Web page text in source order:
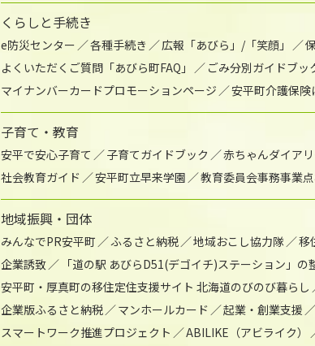
くらしと手続き
e防災センター 各種手続き 広報「あびら」/「笑顔」
よくいただくご質問「あびら町FAQ」
ごみ分別ガイドブッ
マイナンバーカードプロモーションページ
安平町介護保険
子育て・教育
安平で安心子育て 子育てガイドブック 赤ちゃんダイア
社会教育ガイド
安平町立早来学園 教育委員会事務事業
地域振興・団体
みんなでPR安平町 ふるさと納税 地域おこし協力隊 移
企業誘致
「道の駅 あびらD51(デゴイチ)ステーション」の
安平町・厚真町の移住定住支援サイト 北海道のびのび暮らし
企業版ふるさと納税
マンホールカード 起業・創業支援
スマートワーク推進プロジェクト
ABILIKE（アビライク）